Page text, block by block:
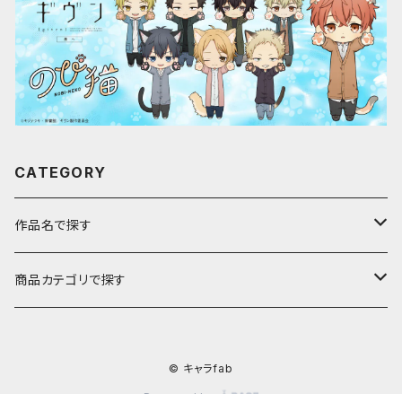
CATEGORY
作品名で探す
ア行
商品カテゴリで探す
© キャラfab